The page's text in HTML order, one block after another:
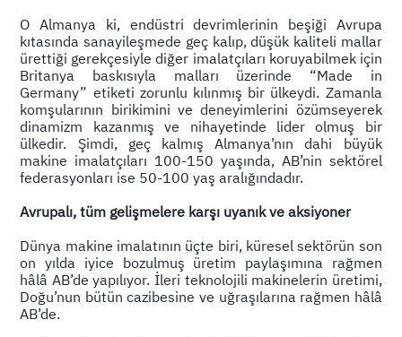
O Almanya ki, endüstri devrimlerinin beşiği Avrupa
kıtasında sanayileşmede geç kalıp, düşük kaliteli mallar
ürettiği gerekçesiyle diğer imalatçıları koruyabilmek için
Britanya baskısıyla malları üzerinde “Made in
Germany” etiketi zorunlu kılınmış bir ülkeydi. Zamanla
komşularının birikimini ve deneyimlerini özümseyerek
dinamizm kazanmış ve nihayetinde lider olmuş bir
ülkedir. Şimdi, geç kalmış Almanya’nın dahi büyük
makine imalatçıları 100-150 yaşında, AB’nin sektörel
federasyonları ise 50-100 yaş aralığındadır.
Avrupalı, tüm gelişmelere karşı uyanık ve aksiyoner
Dünya makine imalatının üçte biri, küresel sektörün son
on yılda iyice bozulmuş üretim paylaşımına rağmen
hâlâ AB’de yapılıyor. İleri teknolojili makinelerin üretimi,
Doğu’nun bütün cazibesine ve uğraşılarına rağmen hâlâ
AB’de.